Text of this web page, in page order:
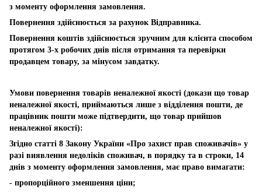
з моменту оформлення замовлення.
Повернення здійснюється за рахунок Відправника.
Повернення коштів здійснюється зручним для клієнта способом
протягом 3-х робочих днів після отримання та перевірки
продавцем товару, за мінусом завдатку.
Умови повернення товарів неналежної якості (докази що товар
неналежної якості, приймаються лише з відділення пошти, де
працівник пошти може підтвердити, що товар прийшов
неналежної якості):
Згідно статті 8 Закону України «Про захист прав споживачів» у
разі виявлення недоліків споживач, в порядку та в строки, 14
днів з моменту оформлення замовлення, має право вимагати:
- пропорційного зменшення ціни;